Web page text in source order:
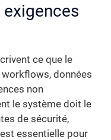
ce que le
données
non
le système doit le
de sécurité,
essentielle pour